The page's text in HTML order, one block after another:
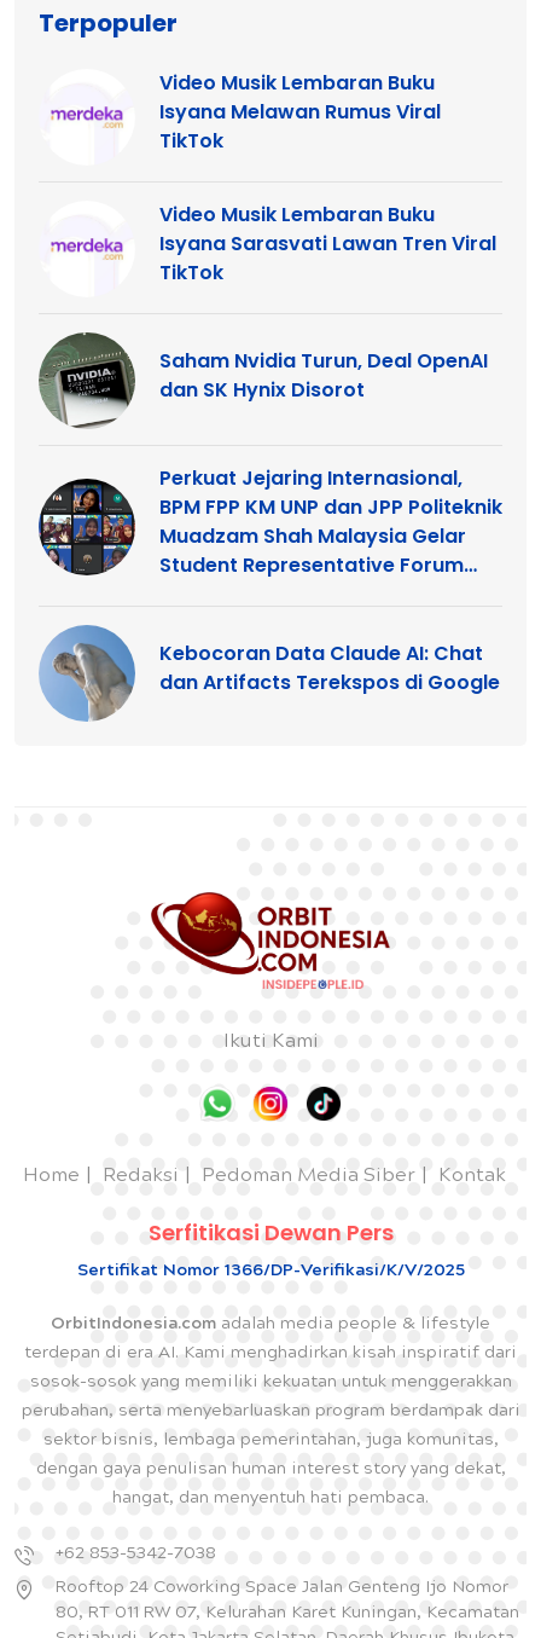
Terpopuler
Video Musik Lembaran Buku
Isyana Melawan Rumus Viral
TikTok
Video Musik Lembaran Buku
Isyana Sarasvati Lawan Tren Viral
TikTok
Saham Nvidia Turun, Deal OpenAI
dan SK Hynix Disorot
Perkuat Jejaring Internasional,
BPM FPP KM UNP dan JPP Politeknik
Muadzam Shah Malaysia Gelar
Student Representative Forum
Kebocoran Data Claude AI: Chat
dan Artifacts Terekspos di Google
Ikuti Kami
Home Redaksi Pedoman Media Siber Kontak
Serfitikasi Dewan Pers
Sertifikat Nomor 1366/DP-Verifikasi/K/V/2025
OrbitIndonesia.com adalah media people & lifestyle
terdepan di era AI. Kami menghadirkan kisah inspiratif dari
sosok-sosok yang memiliki kekuatan untuk menggerakkan
perubahan, serta menyebarluaskan program berdampak dari
sektor bisnis, lembaga pemerintahan, juga komunitas,
dengan gaya penulisan human interest story yang dekat,
hangat, dan menyentuh hati pembaca.
+62 853-5342-7038
Rooftop 24 Coworking Space Jalan Genteng Ijo Nomor
80, RT 011 RW 07, Kelurahan Karet Kuningan, Kecamatan